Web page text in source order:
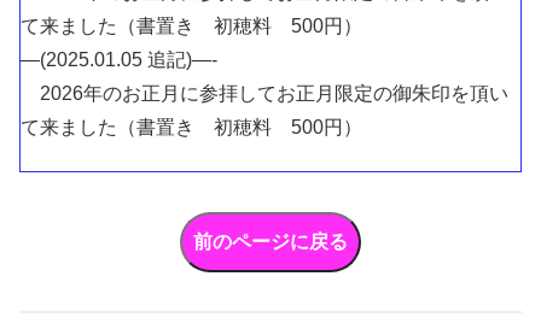
て来ました（書置き 初穂料 500円）
—(2025.01.05 追記)—-
2026年のお正月に参拝してお正月限定の御朱印を頂い
て来ました（書置き 初穂料 500円）